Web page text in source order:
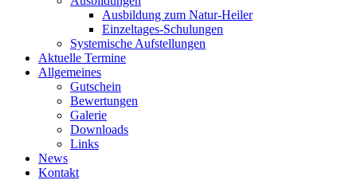
Ausbildung zum Natur-Heiler
Einzeltages-Schulungen
Systemische Aufstellungen
Aktuelle Termine
Allgemeines
Gutschein
Bewertungen
Galerie
Downloads
Links
News
Kontakt